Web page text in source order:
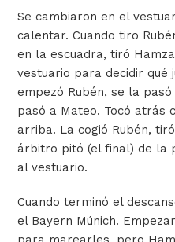
Se cambiaron en el
calentar. Cuando tiro
en la escuadra, tiró
vestuario para decidir qué
empezó Rubén, se la
pasó a Mateo. Tocó atrás
arriba. La cogió Rubén,
árbitro pitó (el final) de la
al vestuario.
Cuando terminó el
el Bayern Múnich.